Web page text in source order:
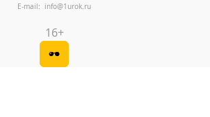
E-mail: info@1urok.ru
16+